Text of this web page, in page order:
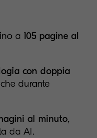
a 105 pagine al
con doppia
durante
al minuto,
da AI.